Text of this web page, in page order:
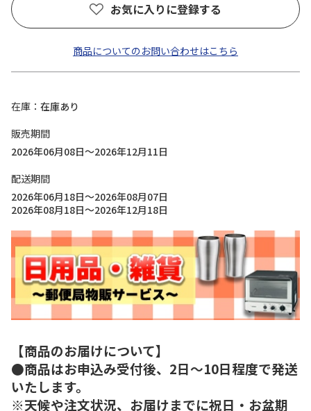
お気に入りに登録する
商品についてのお問い合わせはこちら
在庫
在庫あり
販売期間
2026年06月08日～2026年12月11日
配送期間
2026年06月18日～2026年08月07日
2026年08月18日～2026年12月18日
【商品のお届けについて】
●商品はお申込み受付後、2日～10日程度で発送
いたします。
※天候や注文状況、お届けまでに祝日・お盆期